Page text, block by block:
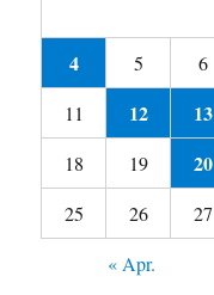
4 5 6
11
12 13
18
19 20
25
26 27
« Apr.